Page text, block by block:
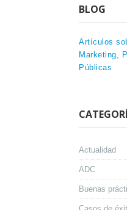
BLOG
Artículos
Marketing,
Públicas
Actualidad
ADC
Buenas